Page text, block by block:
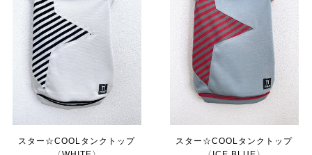
スター☆COOLタンクトップ
スター☆COOLタンクトップ